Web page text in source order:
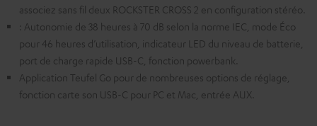
associez sans fil deux ROCKSTER CROSS 2 en configuration stéréo.
: Autonomie de 38 heures à 70 dB selon la norme IEC, mode Éco
pour 46 heures d’utilisation, indicateur LED du niveau de batterie,
port de charge rapide USB-C, fonction powerbank.
Application Teufel Go pour de nombreuses options de réglage,
fonction carte son USB-C pour PC et Mac, entrée AUX.